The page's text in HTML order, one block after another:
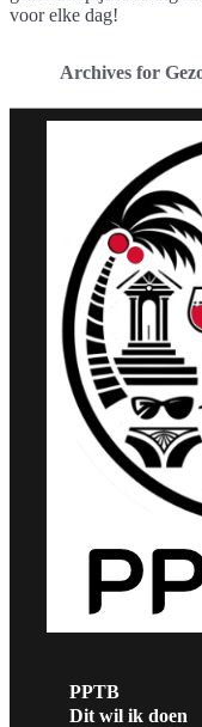
voor elke dag!
Archives for
PPTB
Dit wil ik doen